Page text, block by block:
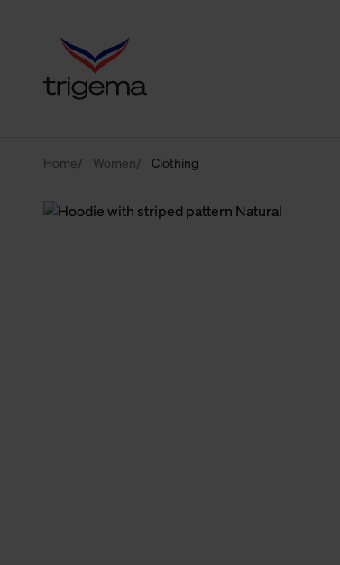
Home Women Clothing